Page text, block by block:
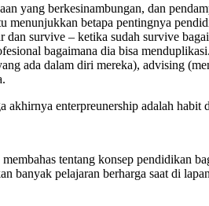
yang berkesinambungan, dan
betapa pentingnya
survive – ketika sudah survive
bagaimana dia bisa
ada dalam diri mereka), advising
akhirnya enterpreunership adalah habit
tentang konsep pendidikan
banyak pelajaran berharga saat di